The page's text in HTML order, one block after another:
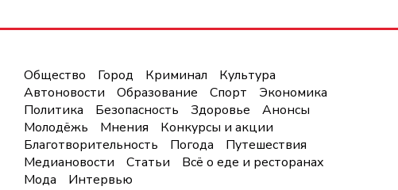
Общество Город Криминал
Культура
Автоновости
Образование Спорт
Экономика
Политика
Безопасность Здоровье
Анонсы
Молодёжь
Мнения
Конкурсы и акции
Благотворительность
Погода
Путешествия
Медиановости
Статьи
Всё о еде и ресторанах
Мода
Интервью